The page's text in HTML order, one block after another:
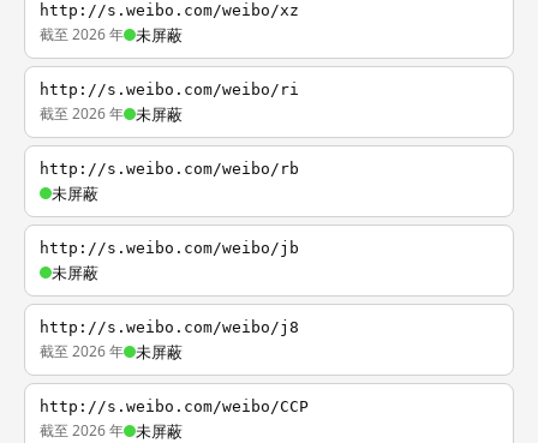
http://s.weibo.com/weibo/xz
截至 2026 年 未屏蔽
http://s.weibo.com/weibo/ri
截至 2026 年 未屏蔽
http://s.weibo.com/weibo/rb
未屏蔽
http://s.weibo.com/weibo/jb
未屏蔽
http://s.weibo.com/weibo/j8
截至 2026 年 未屏蔽
http://s.weibo.com/weibo/CCP
截至 2026 年 未屏蔽